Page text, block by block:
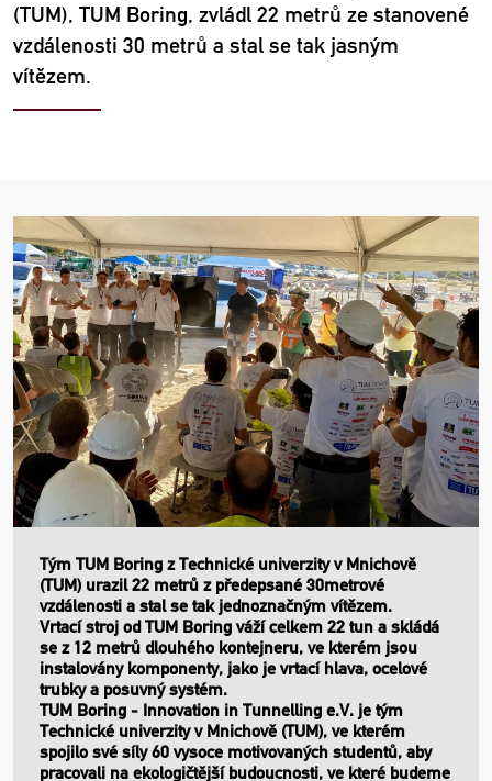
(TUM), TUM Boring, zvládl 22 metrů ze stanovené
vzdálenosti 30 metrů a stal se tak jasným
vítězem.
Tým TUM Boring z Technické univerzity v Mnichově
(TUM) urazil 22 metrů z předepsané 30metrové
vzdálenosti a stal se tak jednoznačným vítězem.
Vrtací stroj od TUM Boring váží celkem 22 tun a skládá
se z 12 metrů dlouhého kontejneru, ve kterém jsou
instalovány komponenty, jako je vrtací hlava, ocelové
trubky a posuvný systém.
TUM Boring - Innovation in Tunnelling e.V. je tým
Technické univerzity v Mnichově (TUM), ve kterém
spojilo své síly 60 vysoce motivovaných studentů, aby
pracovali na ekologičtější budoucnosti, ve které budeme